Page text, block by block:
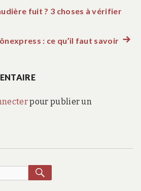
fuit ? 3 choses à vérifier
: ce qu’il faut savoir
pour publier un